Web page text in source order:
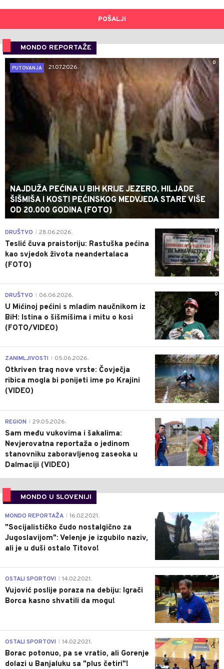
POŠALJI
MONDO REPORTAŽE
0
PUTOVANJA
21.07.2026.
NAJDUŽA PEĆINA U BIH KRIJE JEZERO, HILJADE
ŠIŠMIŠA I KOSTI PEĆINSKOG MEDVJEDA STARE VIŠE
OD 20.000 GODINA (FOTO)
0
DRUŠTVO 28.06.2026.
Teslić čuva praistoriju: Rastuška pećina
kao svjedok života neandertalaca
(FOTO)
0
DRUŠTVO 06.06.2026.
U Mićinoj pećini s mladim naučnikom iz
BiH: Istina o šišmišima i mitu o kosi
(FOTO/VIDEO)
0
ZANIMLJIVOSTI 05.06.2026.
Otkriven trag nove vrste: Čovječja
ribica mogla bi ponijeti ime po Krajini
(VIDEO)
0
REGION 29.05.2026.
Sam među vukovima i šakalima:
Nevjerovatna reportaža o jedinom
stanovniku zaboravljenog zaseoka u
Dalmaciji (VIDEO)
MONDO U SLOVENIJI
4
MONDO REPORTAŽA 16.02.2021.
"Socijalističko čudo nostalgično za
Jugoslavijom": Velenje je izgubilo naziv,
ali je u duši ostalo Titovo!
1
OSTALI SPORTOVI 14.02.2021.
Vujović poslije poraza na debiju: Igrači
Borca kasno shvatili da mogu!
3
OSTALI SPORTOVI 14.02.2021.
Borac potonuo, pa se vratio, ali Gorenje
dolazi u Banjaluku sa "plus četiri"!